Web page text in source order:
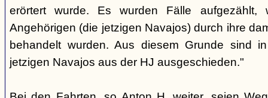
erörtert wurde. Es wurden Fälle aufgezählt,
Angehörigen (die jetzigen Navajos) durch ihre
behandelt wurden. Aus diesem Grunde sind
jetzigen Navajos aus der HJ ausgeschieden."